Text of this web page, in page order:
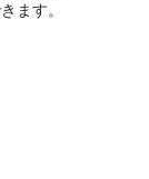
ます。